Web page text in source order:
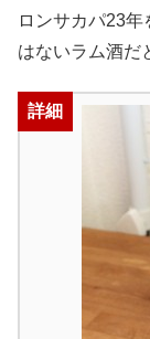
ロンサカパ23
はないラム酒だ
詳細